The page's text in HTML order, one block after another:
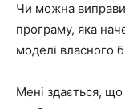
Чи можна
програму, яка
моделі власного
Мені здається,